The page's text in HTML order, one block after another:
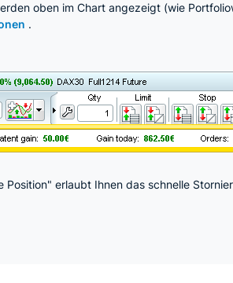
oben im Chart angezeigt (wie
.
erlaubt Ihnen das schnelle